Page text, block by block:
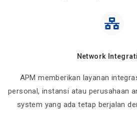
Network
APM memberikan layanan
personal, instansi atau perusahaan
system yang ada tetap berjalan